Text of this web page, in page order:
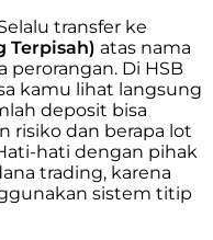
transfer ke
Terpisah) atas nama
perorangan. Di HSB
kamu lihat langsung
deposit bisa
risiko dan berapa lot
hati dengan pihak
trading, karena
sistem titip